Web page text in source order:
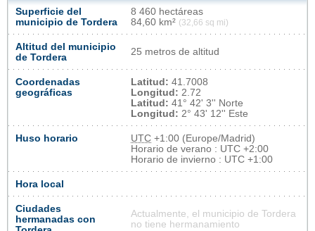
Superficie del
municipio de Tordera
8 460 hectáreas
84,60 km² (32,66 sq mi)
Altitud del municipio
de Tordera
25 metros de altitud
Coordenadas
geográficas
Latitud: 41.7008
Longitud: 2.72
Latitud: 41° 42' 3'' Norte
Longitud: 2° 43' 12'' Este
Huso horario UTC +1:00 (Europe/Madrid)
Horario de verano : UTC +2:00
Horario de invierno : UTC +1:00
Hora local
Ciudades
hermanadas con
Actualmente, el municipio de Tordera
no tiene hermanamiento